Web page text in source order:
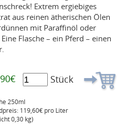
Extrem ergiebiges
aus reinen ätherischen Ölen
mit Paraffinöl oder
Flasche – ein Pferd – einen
Stück
250ml
119,60€ pro Liter
0,30 kg)